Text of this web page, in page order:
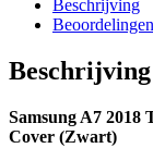
Beschrijving
Beschrijving
Samsung A7 2018
Cover (Zwart)